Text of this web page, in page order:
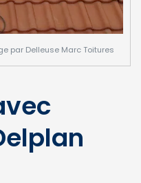
par Delleuse Marc Toitures